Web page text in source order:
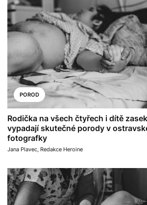
POROD
Rodička na všech čtyřech i dítě
vypadají skutečné porody v
fotografky
Jana Plavec Redakce Heroine